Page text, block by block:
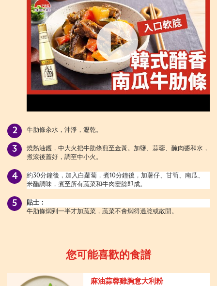
牛肋條汆水，沖淨，瀝乾。
燒熱油鑊，中大火把牛肋條煎至金黃。加鹽、蒜蓉、醃肉醬和水，
煮滾後蓋好，調至中小火。
約30分鐘後，加入白蘿蔔，煮10分鐘後，加薯仔、甘筍、南瓜、
米醋調味，煮至所有蔬菜和牛肉變腍即成。
貼士：
牛肋條燜到一半才加蔬菜，蔬菜不會燜得過腍或散開。
您可能喜歡的食譜
麻油蒜蓉雞胸意大利粉